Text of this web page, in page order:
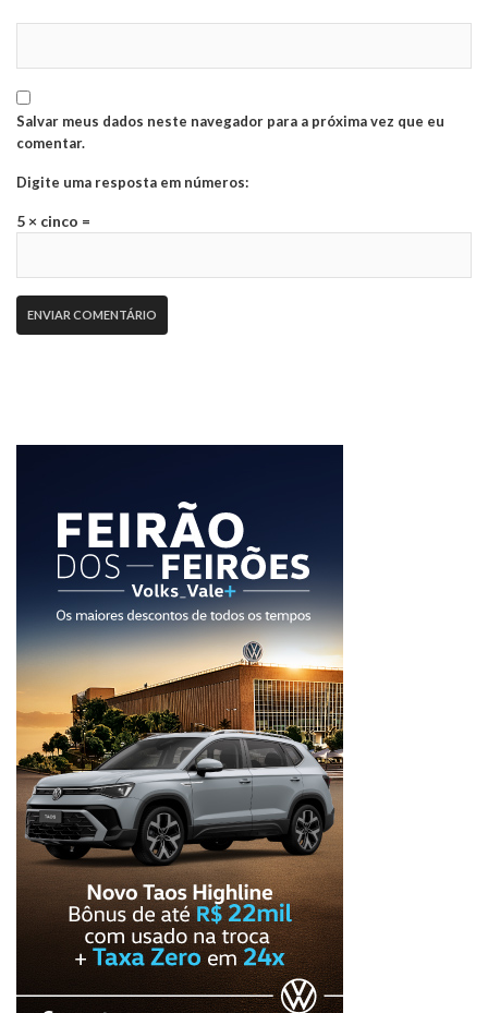
Salvar meus dados neste navegador para a próxima vez que eu
comentar.
Digite uma resposta em números:
5 × cinco =